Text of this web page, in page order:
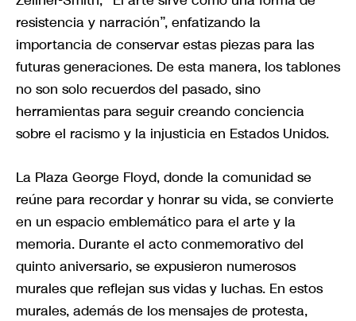
resistencia y narración”, enfatizando la
importancia de conservar estas piezas para las
futuras generaciones. De esta manera, los tablones
no son solo recuerdos del pasado, sino
herramientas para seguir creando conciencia
sobre el racismo y la injusticia en Estados Unidos.
La Plaza George Floyd, donde la comunidad se
reúne para recordar y honrar su vida, se convierte
en un espacio emblemático para el arte y la
memoria. Durante el acto conmemorativo del
quinto aniversario, se expusieron numerosos
murales que reflejan sus vidas y luchas. En estos
murales, además de los mensajes de protesta,